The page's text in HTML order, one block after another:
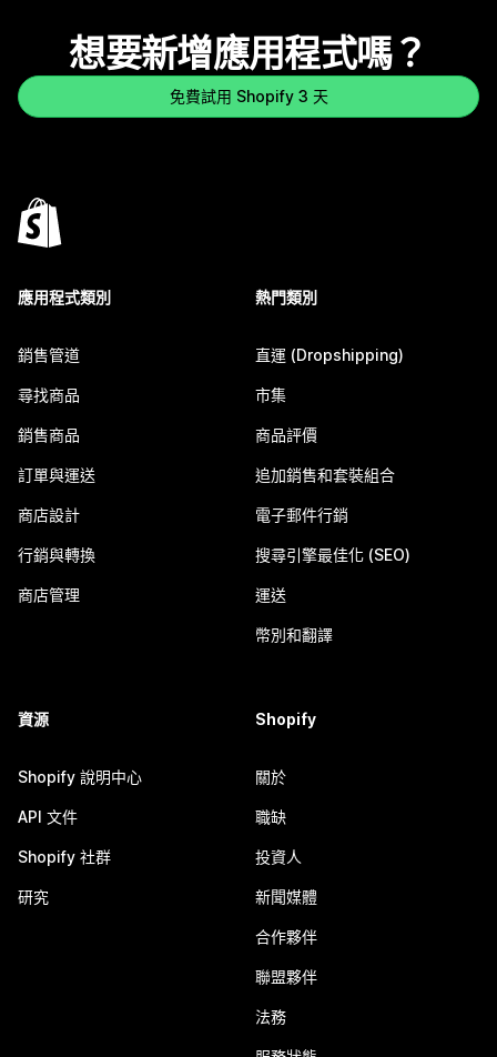
想要新增應用程式嗎？
免費試用 Shopify 3 天
應用程式類別
銷售管道
尋找商品
銷售商品
訂單與運送
商店設計
行銷與轉換
商店管理
熱門類別
直運 (Dropshipping)
市集
商品評價
追加銷售和套裝組合
電子郵件行銷
搜尋引擎最佳化 (SEO)
運送
幣別和翻譯
資源
Shopify 說明中心
API 文件
Shopify 社群
研究
Shopify
關於
職缺
投資人
新聞媒體
合作夥伴
聯盟夥伴
法務